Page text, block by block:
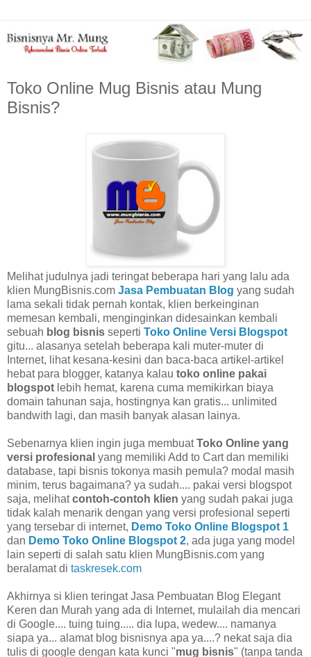
Toko Online Mug Bisnis atau Mung
Bisnis?
Melihat judulnya jadi teringat beberapa hari yang lalu ada
klien MungBisnis.com Jasa Pembuatan Blog yang sudah
lama sekali tidak pernah kontak, klien berkeinginan
memesan kembali, menginginkan didesainkan kembali
sebuah blog bisnis seperti Toko Online Versi Blogspot
gitu... alasanya setelah beberapa kali muter-muter di
Internet, lihat kesana-kesini dan baca-baca artikel-artikel
hebat para blogger, katanya kalau toko online pakai
blogspot lebih hemat, karena cuma memikirkan biaya
domain tahunan saja, hostingnya kan gratis... unlimited
bandwith lagi, dan masih banyak alasan lainya.
Sebenarnya klien ingin juga membuatToko Online yang
versi profesional yang memiliki Add to Cart dan memiliki
database, tapi bisnis tokonya masih pemula? modal masih
minim, terus bagaimana? ya sudah.... pakai versi blogspot
saja, melihatcontoh-contoh klien yang sudah pakai juga
tidak kalah menarik dengan yang versi profesional seperti
yang tersebar di internet, Demo Toko Online Blogspot 1
dan Demo Toko Online Blogspot 2, ada juga yang model
lain seperti di salah satu klien MungBisnis.com yang
beralamat di taskresek.com
Akhirnya si klien teringat Jasa Pembuatan Blog Elegant
Keren dan Murah yang ada di Internet, mulailah dia mencari
di Google.... tuing tuing..... dia lupa, wedew.... namanya
siapa ya... alamat blog bisnisnya apa ya....? nekat saja dia
tulis di google dengan kata kunci "mug bisnis" (tanpa tanda